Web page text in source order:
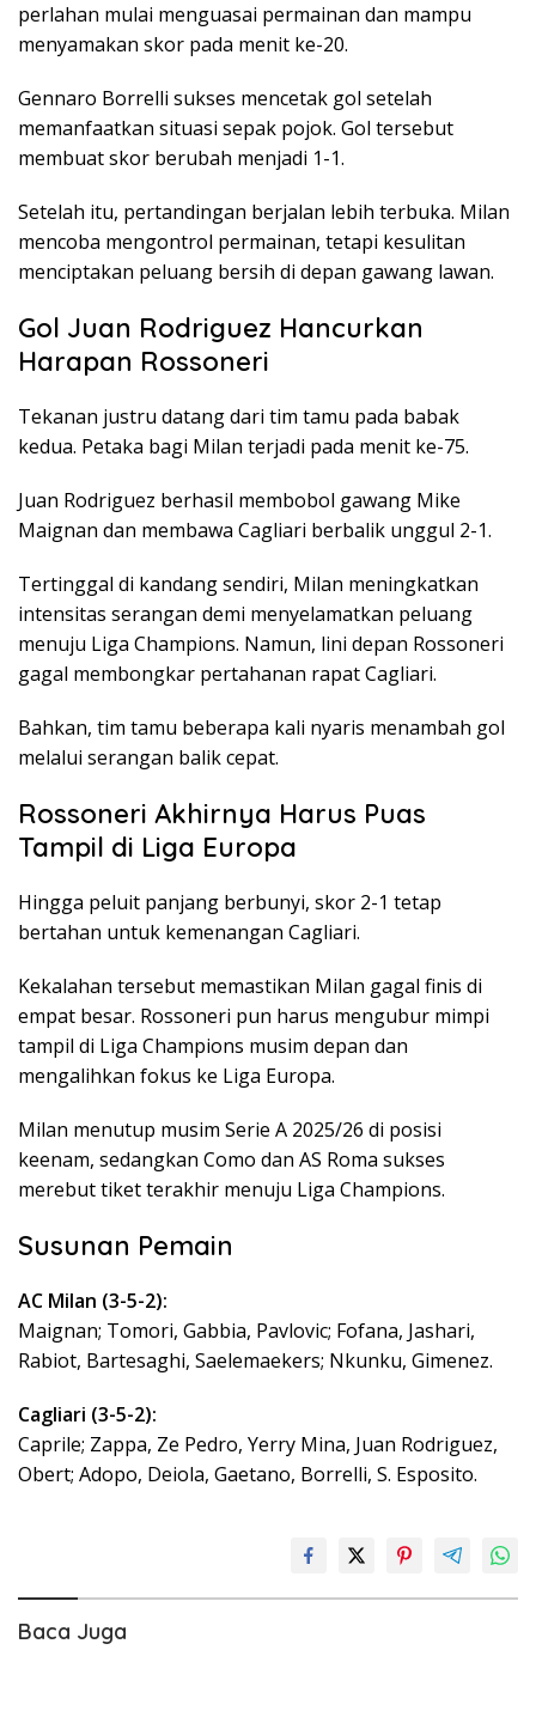
perlahan mulai menguasai permainan dan mampu
menyamakan skor pada menit ke-20.
Gennaro Borrelli sukses mencetak gol setelah
memanfaatkan situasi sepak pojok. Gol tersebut
membuat skor berubah menjadi 1-1.
Setelah itu, pertandingan berjalan lebih terbuka. Milan
mencoba mengontrol permainan, tetapi kesulitan
menciptakan peluang bersih di depan gawang lawan.
Gol Juan Rodriguez Hancurkan
Harapan Rossoneri
Tekanan justru datang dari tim tamu pada babak
kedua. Petaka bagi Milan terjadi pada menit ke-75.
Juan Rodriguez berhasil membobol gawang Mike
Maignan dan membawa Cagliari berbalik unggul 2-1.
Tertinggal di kandang sendiri, Milan meningkatkan
intensitas serangan demi menyelamatkan peluang
menuju Liga Champions. Namun, lini depan Rossoneri
gagal membongkar pertahanan rapat Cagliari.
Bahkan, tim tamu beberapa kali nyaris menambah gol
melalui serangan balik cepat.
Rossoneri Akhirnya Harus Puas
Tampil di Liga Europa
Hingga peluit panjang berbunyi, skor 2-1 tetap
bertahan untuk kemenangan Cagliari.
Kekalahan tersebut memastikan Milan gagal finis di
empat besar. Rossoneri pun harus mengubur mimpi
tampil di Liga Champions musim depan dan
mengalihkan fokus ke Liga Europa.
Milan menutup musim Serie A 2025/26 di posisi
keenam, sedangkan Como dan AS Roma sukses
merebut tiket terakhir menuju Liga Champions.
Susunan Pemain
AC Milan (3-5-2):
Maignan; Tomori, Gabbia, Pavlovic; Fofana, Jashari,
Rabiot, Bartesaghi, Saelemaekers; Nkunku, Gimenez.
Cagliari (3-5-2):
Caprile; Zappa, Ze Pedro, Yerry Mina, Juan Rodriguez,
Obert; Adopo, Deiola, Gaetano, Borrelli, S. Esposito.
Baca Juga